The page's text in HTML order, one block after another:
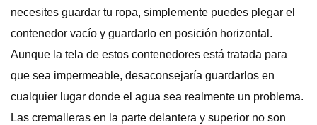
necesites guardar tu ropa, simplemente puedes plegar el
contenedor vacío y guardarlo en posición horizontal.
Aunque la tela de estos contenedores está tratada para
que sea impermeable, desaconsejaría guardarlos en
cualquier lugar donde el agua sea realmente un problema.
Las cremalleras en la parte delantera y superior no son